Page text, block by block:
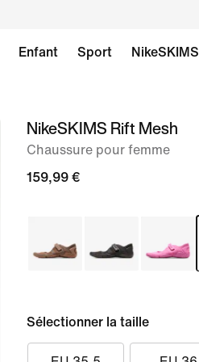
Enfant Sport NikeSKIMS
image 1NikeSKIMS Rift Mesh
Chaussure pour femme
159,99 €
Sélectionner la taille